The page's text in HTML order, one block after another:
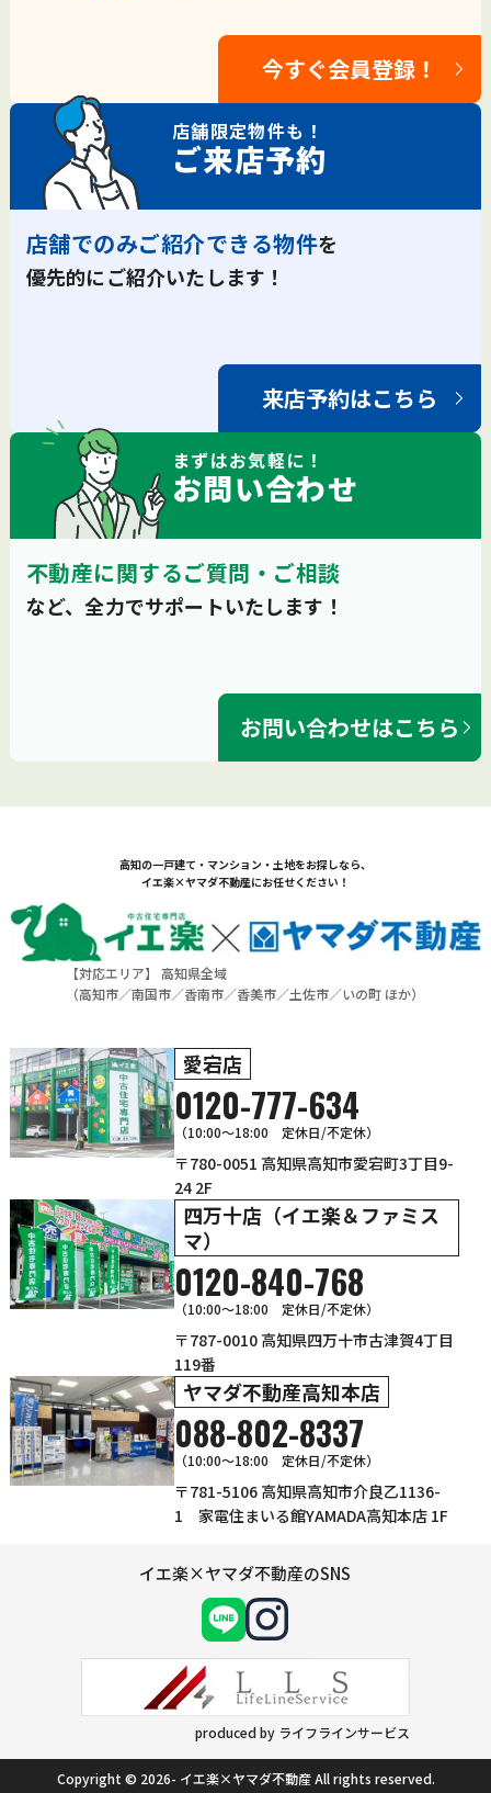
今すぐ会員登録！
店舗限定物件も！
ご来店予約
店舗でのみご紹介できる物件を
優先的にご紹介いたします！
来店予約はこちら
まずはお気軽に！
お問い合わせ
不動産に関するご質問・ご相談
など、全力でサポートいたします！
お問い合わせはこちら
高知の一戸建て・マンション・土地をお探しなら、
イエ楽×ヤマダ不動産にお任せください！
【対応エリア】 高知県全域
（高知市／南国市／香南市／香美市／土佐市／いの町 ほか）
愛宕店
0120-777-634
（10:00～18:00 定休日/不定休）
〒780-0051 高知県高知市愛宕町3丁目9-
24 2F
四万十店（イエ楽＆ファミス
マ）
0120-840-768
（10:00〜18:00 定休日/不定休）
〒787-0010 高知県四万十市古津賀4丁目
119番
ヤマダ不動産高知本店
088-802-8337
（10:00～18:00 定休日/不定休）
〒781-5106 高知県高知市介良乙1136-
1 家電住まいる館YAMADA高知本店 1F
イエ楽×ヤマダ不動産のSNS
produced by ライフラインサービス
Copyright © 2026- イエ楽×ヤマダ不動産 All rights reserved.